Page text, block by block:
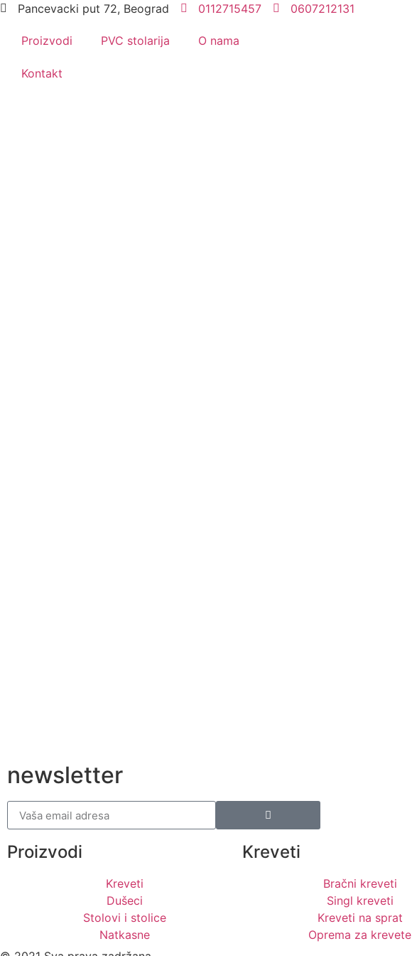
Pancevacki put 72, Beograd 0112715457 0607212131
Proizvodi PVC stolarija O nama
Kontakt
newsletter
Proizvodi
Kreveti
Dušeci
Stolovi i stolice
Natkasne
Kreveti
Bračni kreveti
Singl kreveti
Kreveti na sprat
Oprema za krevete